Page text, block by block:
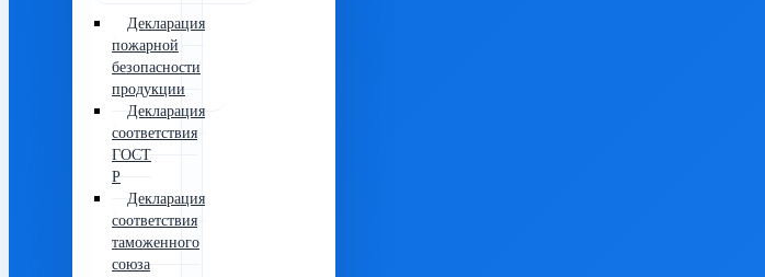
Декларация
пожарной
безопасности
продукции
Декларация
соответствия
ГОСТ
Р
Декларация
соответствия
таможенного
союза